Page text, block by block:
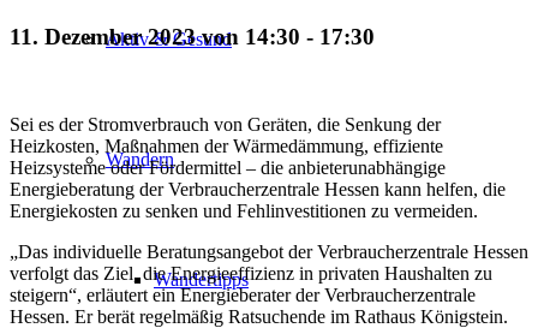
Aktiv & Gesund
Wandern
Wandertipps
11. Dezember 2023 von 14:30 - 17:30
Sei es der Stromverbrauch von Geräten, die Senkung der
Heizkosten, Maßnahmen der Wärmedämmung, effiziente
Heizsysteme oder Fördermittel – die anbieterunabhängige
Energieberatung der Verbraucherzentrale Hessen kann helfen, die
Energiekosten zu senken und Fehlinvestitionen zu vermeiden.
„Das individuelle Beratungsangebot der Verbraucherzentrale Hessen
verfolgt das Ziel, die Energieeffizienz in privaten Haushalten zu
steigern“, erläutert ein Energieberater der Verbraucherzentrale
Hessen. Er berät regelmäßig Ratsuchende im Rathaus Königstein.